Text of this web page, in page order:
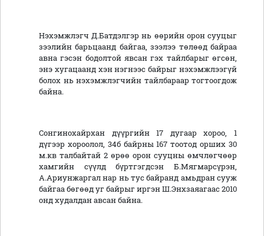
Нэхэмжлэгч Д.Батдэлгэр нь өөрийн орон сууцыг
зээлийн барьцаанд байгаа, зээлээ төлөөд байраа
авна гэсэн бодолтой явсан гэх тайлбарыг өгсөн,
энэ хугацаанд хэн нэгнээс байрыг нэхэмжлээгүй
болох нь нэхэмжлэгчийн тайлбараар тогтоогдож
байна.
Сонгинохайрхан дүүргийн 17 дугаар хороо, 1
дүгээр хороолол, 34б байрны 167 тоотод орших 30
м.кв талбайтай 2 өрөө орон сууцны өмчлөгчөөр
хамгийн сүүлд бүртгэгдсэн Б.Мягмарсүрэн,
А.Ариунжаргал нар нь тус байранд амьдран сууж
байгаа бөгөөд уг байрыг иргэн Ш.Энхзаяагаас 2010
онд худалдан авсан байна.